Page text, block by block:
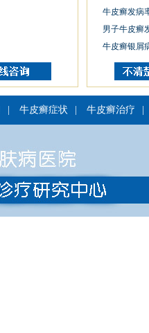
牛皮癣发病
男子牛皮癣
牛皮癣银屑
牛皮癣症状 牛皮癣治疗